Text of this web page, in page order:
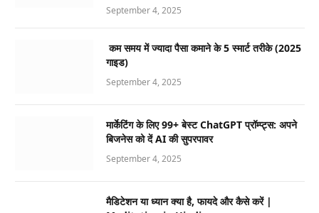
September 4, 2025
कम समय में ज्यादा पैसा कमाने के 5 स्मार्ट तरीके (2025
गाइड)
September 4, 2025
मार्केटिंग के लिए 99+ बेस्ट ChatGPT प्रॉम्प्ट्स: अपने
बिजनेस को दें AI की सुपरपावर
September 4, 2025
मैडिटेशन या ध्यान क्या है, फायदे और कैसे करें |